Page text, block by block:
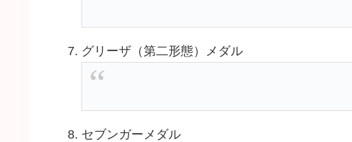
グリーザ（第二形態）メダル
セブンガーメダル